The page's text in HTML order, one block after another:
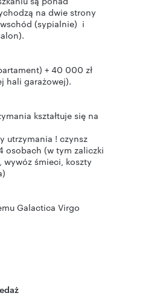
na dwie strony
(sypialnie) i
+ 40 000 zł
hali garażowej).
kształtuje się na
utrzymania ! czynsz
osobach (w tym zaliczki
wywóz śmieci, koszty
Galactica Virgo